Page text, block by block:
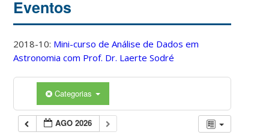
Eventos
2018-10: Mini-curso de Análise de Dados em
Astronomia com Prof. Dr. Laerte Sodré
Categorias
AGO 2026